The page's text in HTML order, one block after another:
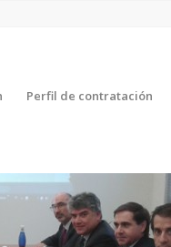
Perfil de contratación